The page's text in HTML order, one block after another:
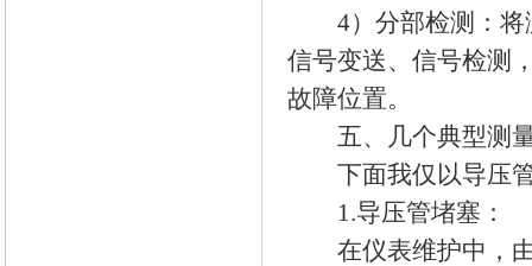
4）分部检测：将
信号变送、信号检测
故障位置。
五、几个典型测量
下面我仅以导压管
1.导压管堵塞：
在仪表维护中，由